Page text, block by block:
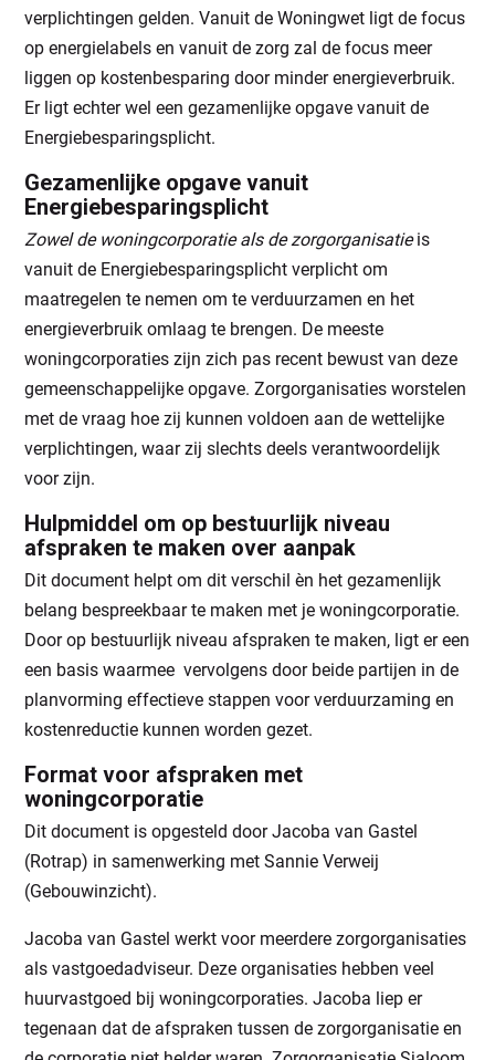
verplichtingen gelden. Vanuit de Woningwet ligt de focus
op energielabels en vanuit de zorg zal de focus meer
liggen op kostenbesparing door minder energieverbruik.
Er ligt echter wel een gezamenlijke opgave vanuit de
Energiebesparingsplicht.
Gezamenlijke opgave vanuit
Energiebesparingsplicht
Zowel de woningcorporatie als de zorgorganisatieis
vanuit de Energiebesparingsplicht verplicht om
maatregelen te nemen om te verduurzamen en het
energieverbruik omlaag te brengen. De meeste
woningcorporaties zijn zich pas recent bewust van deze
gemeenschappelijke opgave. Zorgorganisaties worstelen
met de vraag hoe zij kunnen voldoen aan de wettelijke
verplichtingen, waar zij slechts deels verantwoordelijk
voor zijn.
Hulpmiddel om op bestuurlijk niveau
afspraken te maken over aanpak
Dit document helpt om dit verschil èn het gezamenlijk
belang bespreekbaar te maken met je woningcorporatie.
Door op bestuurlijk niveau afspraken te maken, ligt er een
een basis waarmee vervolgens door beide partijen in de
planvorming effectieve stappen voor verduurzaming en
kostenreductie kunnen worden gezet.
Format voor afspraken met
woningcorporatie
Dit document is opgesteld door Jacoba van Gastel
(Rotrap) in samenwerking met Sannie Verweij
(Gebouwinzicht).
Jacoba van Gastel werkt voor meerdere zorgorganisaties
als vastgoedadviseur. Deze organisaties hebben veel
huurvastgoed bij woningcorporaties. Jacoba liep er
tegenaan dat de afspraken tussen de zorgorganisatie en